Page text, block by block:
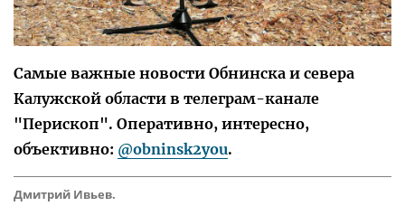
Самые важные новости Обнинска и севера
Калужской области в телеграм-канале
"Перископ". Оперативно, интересно,
объективно: @obninsk2you.
Дмитрий Ивьев.